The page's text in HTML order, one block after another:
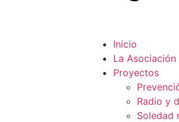
Inicio
La Asociación
Proyectos
Radio y
Soledad